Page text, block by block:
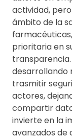
actividad,
ámbito de la
prioritaria en
desarrollando
trasmitir
actores,
compartir
invierte en la
avanzados de